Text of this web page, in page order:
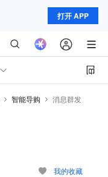
打开 APP
智能导购 消息群发
我的收藏